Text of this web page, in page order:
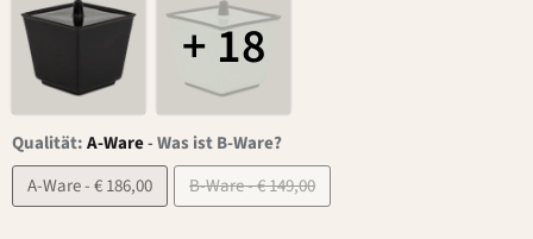
+ 18
Qualität:A-Ware-Was ist B-Ware?
A-Ware - € 186,00
B-Ware - € 149,00